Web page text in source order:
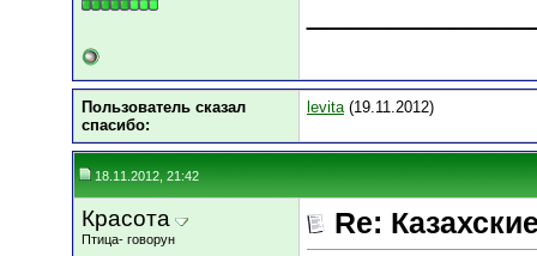
Пользователь сказал
cпасибо:
levita(19.11.2012)
18.11.2012, 21:42
Красота
Птица- говорун Re: